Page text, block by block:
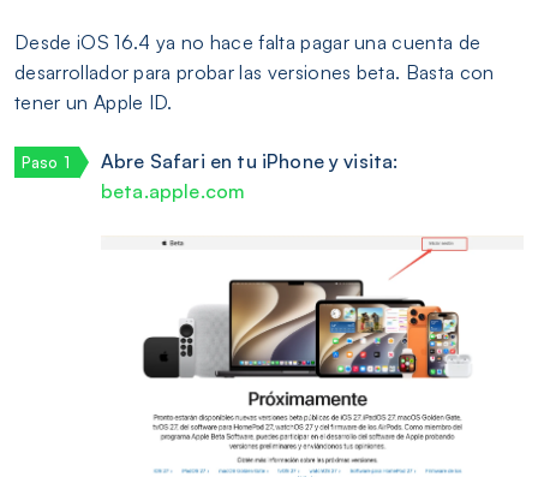
Desde iOS 16.4 ya no hace falta pagar una cuenta de
desarrollador para probar las versiones beta. Basta con
tener un Apple ID.
Abre Safari en tu iPhone y visita:
beta.apple.com